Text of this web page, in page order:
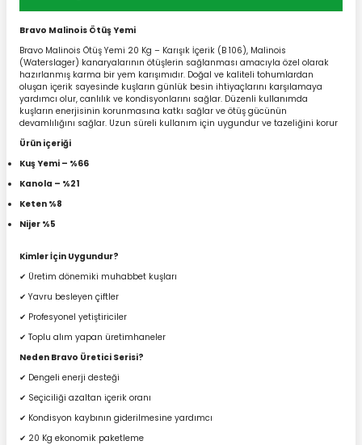
Bravo Malinois Ötüş Yemi
Bravo Malinois Ötüş Yemi 20 Kg – Karışık İçerik (B 106), Malinois
(Waterslager) kanaryalarının ötüşlerin sağlanması amacıyla özel olarak
hazırlanmış karma bir yem karışımıdır. Doğal ve kaliteli tohumlardan
oluşan içerik sayesinde kuşların günlük besin ihtiyaçlarını karşılamaya
yardımcı olur, canlılık ve kondisyonlarını sağlar. Düzenli kullanımda
kuşların enerjisinin korunmasına katkı sağlar ve ötüş gücünün
devamlılığını sağlar. Uzun süreli kullanım için uygundur ve tazeliğini korur
Ürün içeriği
Kuş Yemi – %66
Kanola – %21
Keten %8
Nijer %5
Kimler İçin Uygundur?
✔ Üretim dönemiki muhabbet kuşları
✔ Yavru besleyen çiftler
✔ Profesyonel yetiştiriciler
✔ Toplu alım yapan üretimhaneler
Neden Bravo Üretici Serisi?
✔ Dengeli enerji desteği
✔ Seçiciliği azaltan içerik oranı
✔ Kondisyon kaybının giderilmesine yardımcı
✔ 20 Kg ekonomik paketleme